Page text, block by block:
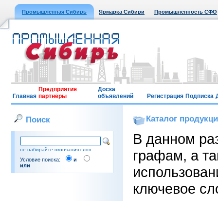
Промышленная Сибирь Ярмарка Сибири Промышленность СФО
Главная
Предприятия
партнёры
Доска
объявлений
Регистрация Подписка
Поиск
не набирайте окончания слов
Условие поиска:
и
или
Каталог
В данном
графам, а
ключевое